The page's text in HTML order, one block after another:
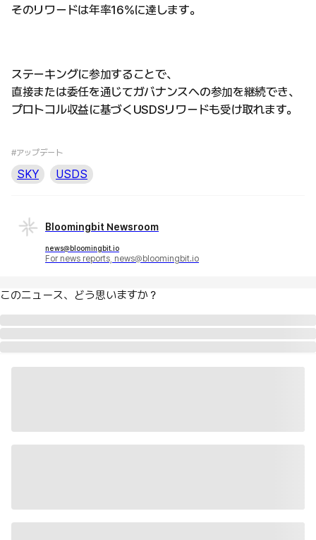
そのリワードは年率16%に達します。
ステーキングに参加することで、
直接または委任を通じてガバナンスへの参加を継続でき、
プロトコル収益に基づくUSDSリワードも受け取れます。
#アップデート
SKY USDS
Bloomingbit Newsroom
news@bloomingbit.io
For news reports, news@bloomingbit.io
このニュース、どう思いますか？